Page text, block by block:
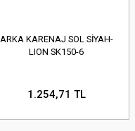
ARKA KARENAJ SOL SİYAH-
LION SK150-6
1.254,71 TL